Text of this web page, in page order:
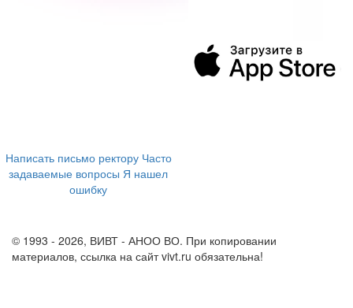
Написать письмо ректору Часто
задаваемые вопросы Я нашел
ошибку
© 1993 - 2026, ВИВТ - АНОО ВО. При копировании
материалов, ссылка на сайт vivt.ru обязательна!